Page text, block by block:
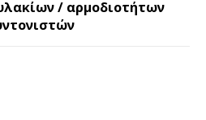
/ αρμοδιοτήτων